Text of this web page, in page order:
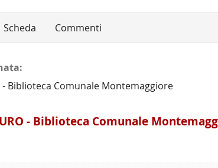
Scheda Commenti
- Biblioteca Comunale Montemaggiore
- Biblioteca Comunale